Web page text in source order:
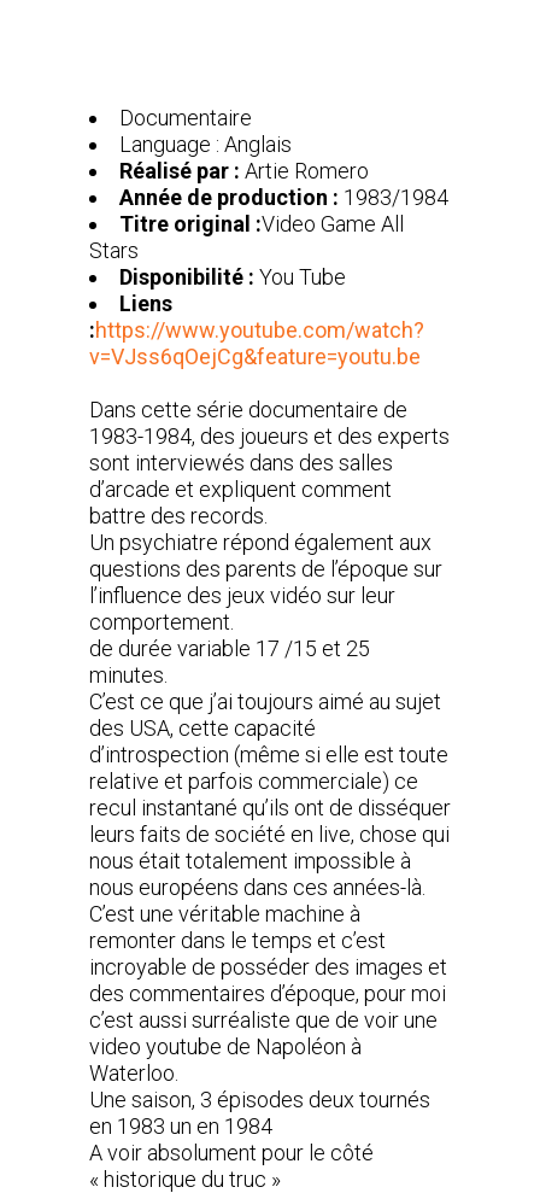
Documentaire
Language : Anglais
Réalisé par : Artie Romero
Année de production : 1983/1984
Titre original :Video Game All
Stars
Disponibilité : You Tube
Liens
:https://www.youtube.com/watch?
v=VJss6qOejCg&feature=youtu.be
Dans cette série documentaire de
1983-1984, des joueurs et des experts
sont interviewés dans des salles
d’arcade et expliquent comment
battre des records.
Un psychiatre répond également aux
questions des parents de l’époque sur
l’influence des jeux vidéo sur leur
comportement.
de durée variable 17 /15 et 25
minutes.
C’est ce que j’ai toujours aimé au sujet
des USA, cette capacité
d’introspection (même si elle est toute
relative et parfois commerciale) ce
recul instantané qu’ils ont de disséquer
leurs faits de société en live, chose qui
nous était totalement impossible à
nous européens dans ces années-là.
C’est une véritable machine à
remonter dans le temps et c’est
incroyable de posséder des images et
des commentaires d’époque, pour moi
c’est aussi surréaliste que de voir une
video youtube de Napoléon à
Waterloo.
Une saison, 3 épisodes deux tournés
en 1983 un en 1984
A voir absolument pour le côté
« historique du truc »